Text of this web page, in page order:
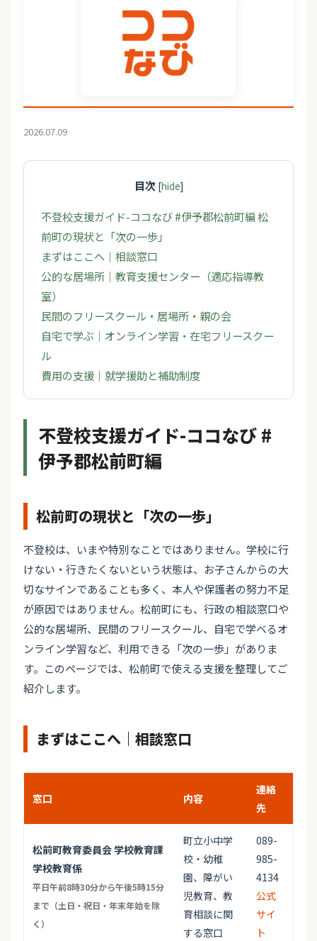
2026.07.09
目次 [hide]
不登校支援ガイド-ココなび #伊予郡松前町編 松
前町の現状と「次の一歩」
まずはここへ｜相談窓口
公的な居場所｜教育支援センター（適応指導教
室）
民間のフリースクール・居場所・親の会
自宅で学ぶ｜オンライン学習・在宅フリースクー
ル
費用の支援｜就学援助と補助制度
不登校支援ガイド-ココなび #
伊予郡松前町編
松前町の現状と「次の一歩」
不登校は、いまや特別なことではありません。学校に行
けない・行きたくないという状態は、お子さんからの大
切なサインであることも多く、本人や保護者の努力不足
が原因ではありません。松前町にも、行政の相談窓口や
公的な居場所、民間のフリースクール、自宅で学べるオ
ンライン学習など、利用できる「次の一歩」がありま
す。このページでは、松前町で使える支援を整理してご
紹介します。
まずはここへ｜相談窓口
窓口 内容
連絡
先
松前町教育委員会 学校教育課
学校教育係
平日午前8時30分から午後5時15分
まで（土日・祝日・年末年始を除
く）
町立小中学
校・幼稚
園、障がい
児教育、教
育相談に関
する窓口
089-
985-
4134
公式
サイ
ト